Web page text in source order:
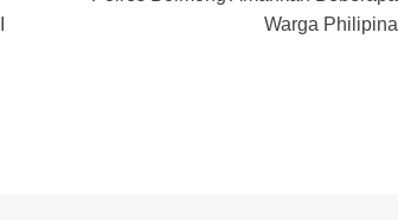
Warga Philipina